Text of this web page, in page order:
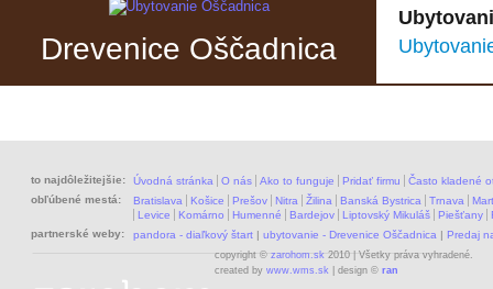
Drevenice Oščadnica
to najdôležitejšie: Úvodná stránka O nás Ako to funguje Pridať firmu
Často kladené
obľúbené mestá:
Bratislava Košice Prešov Nitra Žilina Banská Bystrica Trnava
Levice
Komárno Humenné Bardejov Liptovský Mikuláš Piešťany
partnerské weby:
pandora - diaľkový štart | ubytovanie - Drevenice Oščadnica | Predaj
copyright © zarohom.sk 2010 | Všetky práva vyhradené.
created by www.wms.sk | design © ran